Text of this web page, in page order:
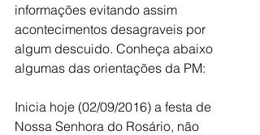
informações evitando assim
acontecimentos desagraveis por
algum descuido. Conheça abaixo
algumas das orientações da PM:
Inicia hoje (02/09/2016) a festa de
Nossa Senhora do Rosário, não